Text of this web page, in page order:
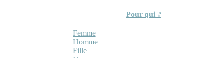
Pour qui ?
Femme
Homme
Fille